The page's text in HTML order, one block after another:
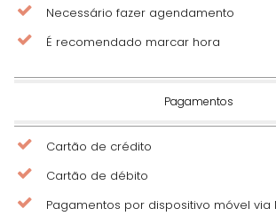
Necessário fazer agendamento
É recomendado marcar hora
Pagamentos
Cartão de crédito
Cartão de débito
Pagamentos por dispositivo móvel via